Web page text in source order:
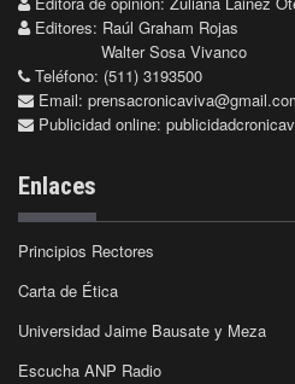
Editores: Raúl Graham Rojas
Walter Sosa Vivanco
Teléfono: (511) 3193500
Email:
Publicidad online:
Enlaces
Principios Rectores
Carta de Ética
Universidad Jaime Bausate y Meza
Escucha ANP Radio